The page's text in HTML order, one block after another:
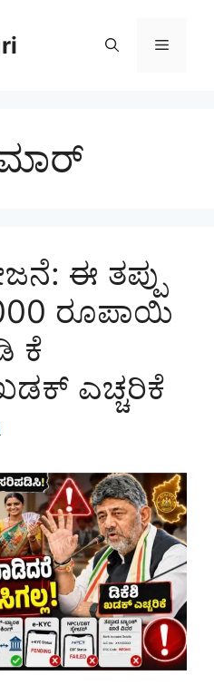
Menu
ಈ ತಪ್ಪು
ರೂಪಾಯಿ
ಕೆ
ಎಚ್ಚರಿಕೆ